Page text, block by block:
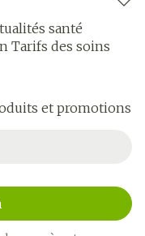
santé
Tarifs des soins
et promotions